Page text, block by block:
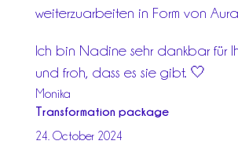
weiterzuarbeiten in Form von
Ich bin Nadine sehr dankbar für
und froh, dass es sie gibt. 🤍
Monika
Transformation package
24. October 2024